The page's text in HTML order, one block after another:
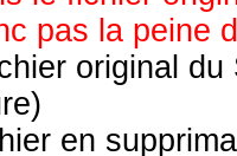
pas la peine
original du
en